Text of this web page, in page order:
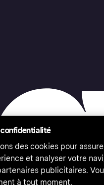
des cookies pour
et analyser votre
publicitaires.
à tout moment.